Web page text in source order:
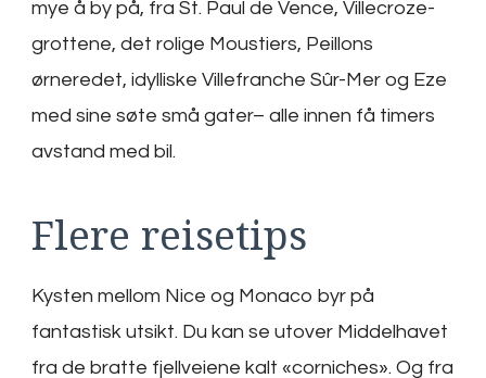
mye å by på, fra St. Paul de Vence, Villecroze-
grottene, det rolige Moustiers, Peillons
ørneredet, idylliske Villefranche Sûr-Mer og Eze
med sine søte små gater– alle innen få timers
avstand med bil.
Flere reisetips
Kysten mellom Nice og Monaco byr på
fantastisk utsikt. Du kan se utover Middelhavet
fra de bratte fjellveiene kalt «corniches». Og fra